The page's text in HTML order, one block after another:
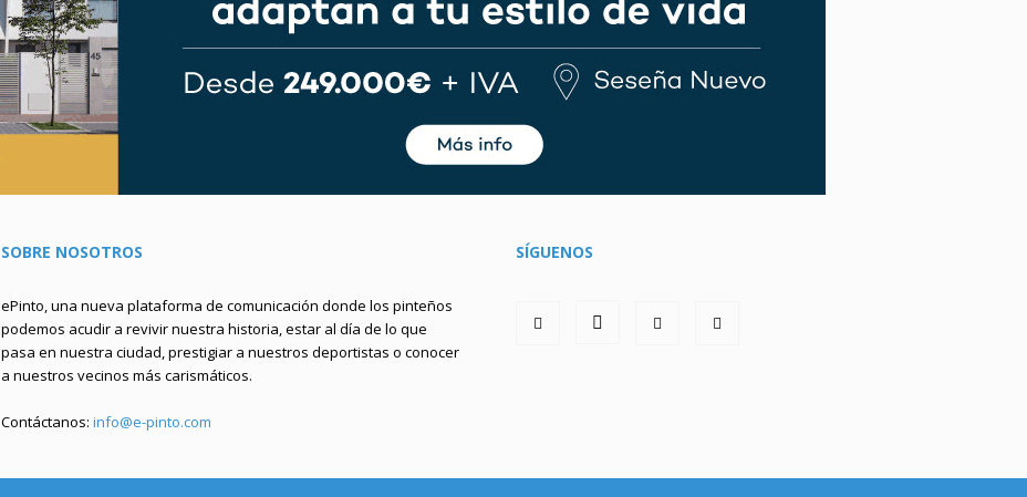
SOBRE NOSOTROS
ePinto, una nueva plataforma de comunicación donde los pinteños
podemos acudir a revivir nuestra historia, estar al día de lo que
pasa en nuestra ciudad, prestigiar a nuestros deportistas o conocer
a nuestros vecinos más carismáticos.
Contáctanos: info@e-pinto.com
SÍGUENOS